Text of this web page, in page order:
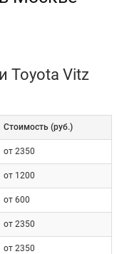
Toyota Vitz
Cтоимость (руб.)
от 2350
от 1200
от 600
от 2350
от 2350